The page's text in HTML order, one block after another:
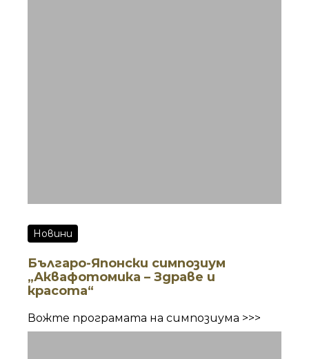
Новини
Българо-Японски симпозиум
„Аквафотомика – Здраве и
красота“
Вожте програмата на симпозиума >>>